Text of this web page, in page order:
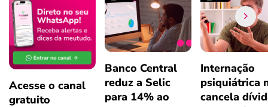
Acesse o canal
gratuito
Banco Central
reduz a Selic
para 14% ao
Internação
psiquiátrica
cancela